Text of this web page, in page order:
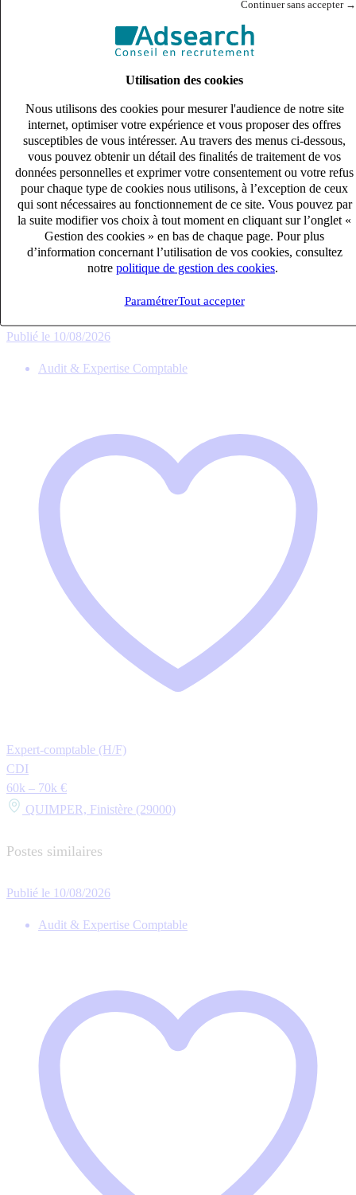
Continuer sans accepter →
Utilisation des cookies
Nous utilisons des cookies pour mesurer l'audience de notre site
internet, optimiser votre expérience et vous proposer des offres
susceptibles de vous intéresser. Au travers des menus ci-dessous,
vous pouvez obtenir un détail des finalités de traitement de vos
données personnelles et exprimer votre consentement ou votre refus
pour chaque type de cookies nous utilisons, à l’exception de ceux
qui sont nécessaires au fonctionnement de ce site. Vous pouvez par
la suite modifier vos choix à tout moment en cliquant sur l’onglet «
Gestion des cookies » en bas de chaque page. Pour plus
d’information concernant l’utilisation de vos cookies, consultez
notre politique de gestion des cookies
ParamétrerTout accepter
Collaborateur Comptable confirmé (H/F)
Publié le 10/08/2026
Audit & Expertise Comptable
Expert-comptable (H/F)
CDI
60k – 70k €
QUIMPER, Finistère (29000)
Postes similaires
Publié le 10/08/2026
Audit & Expertise Comptable